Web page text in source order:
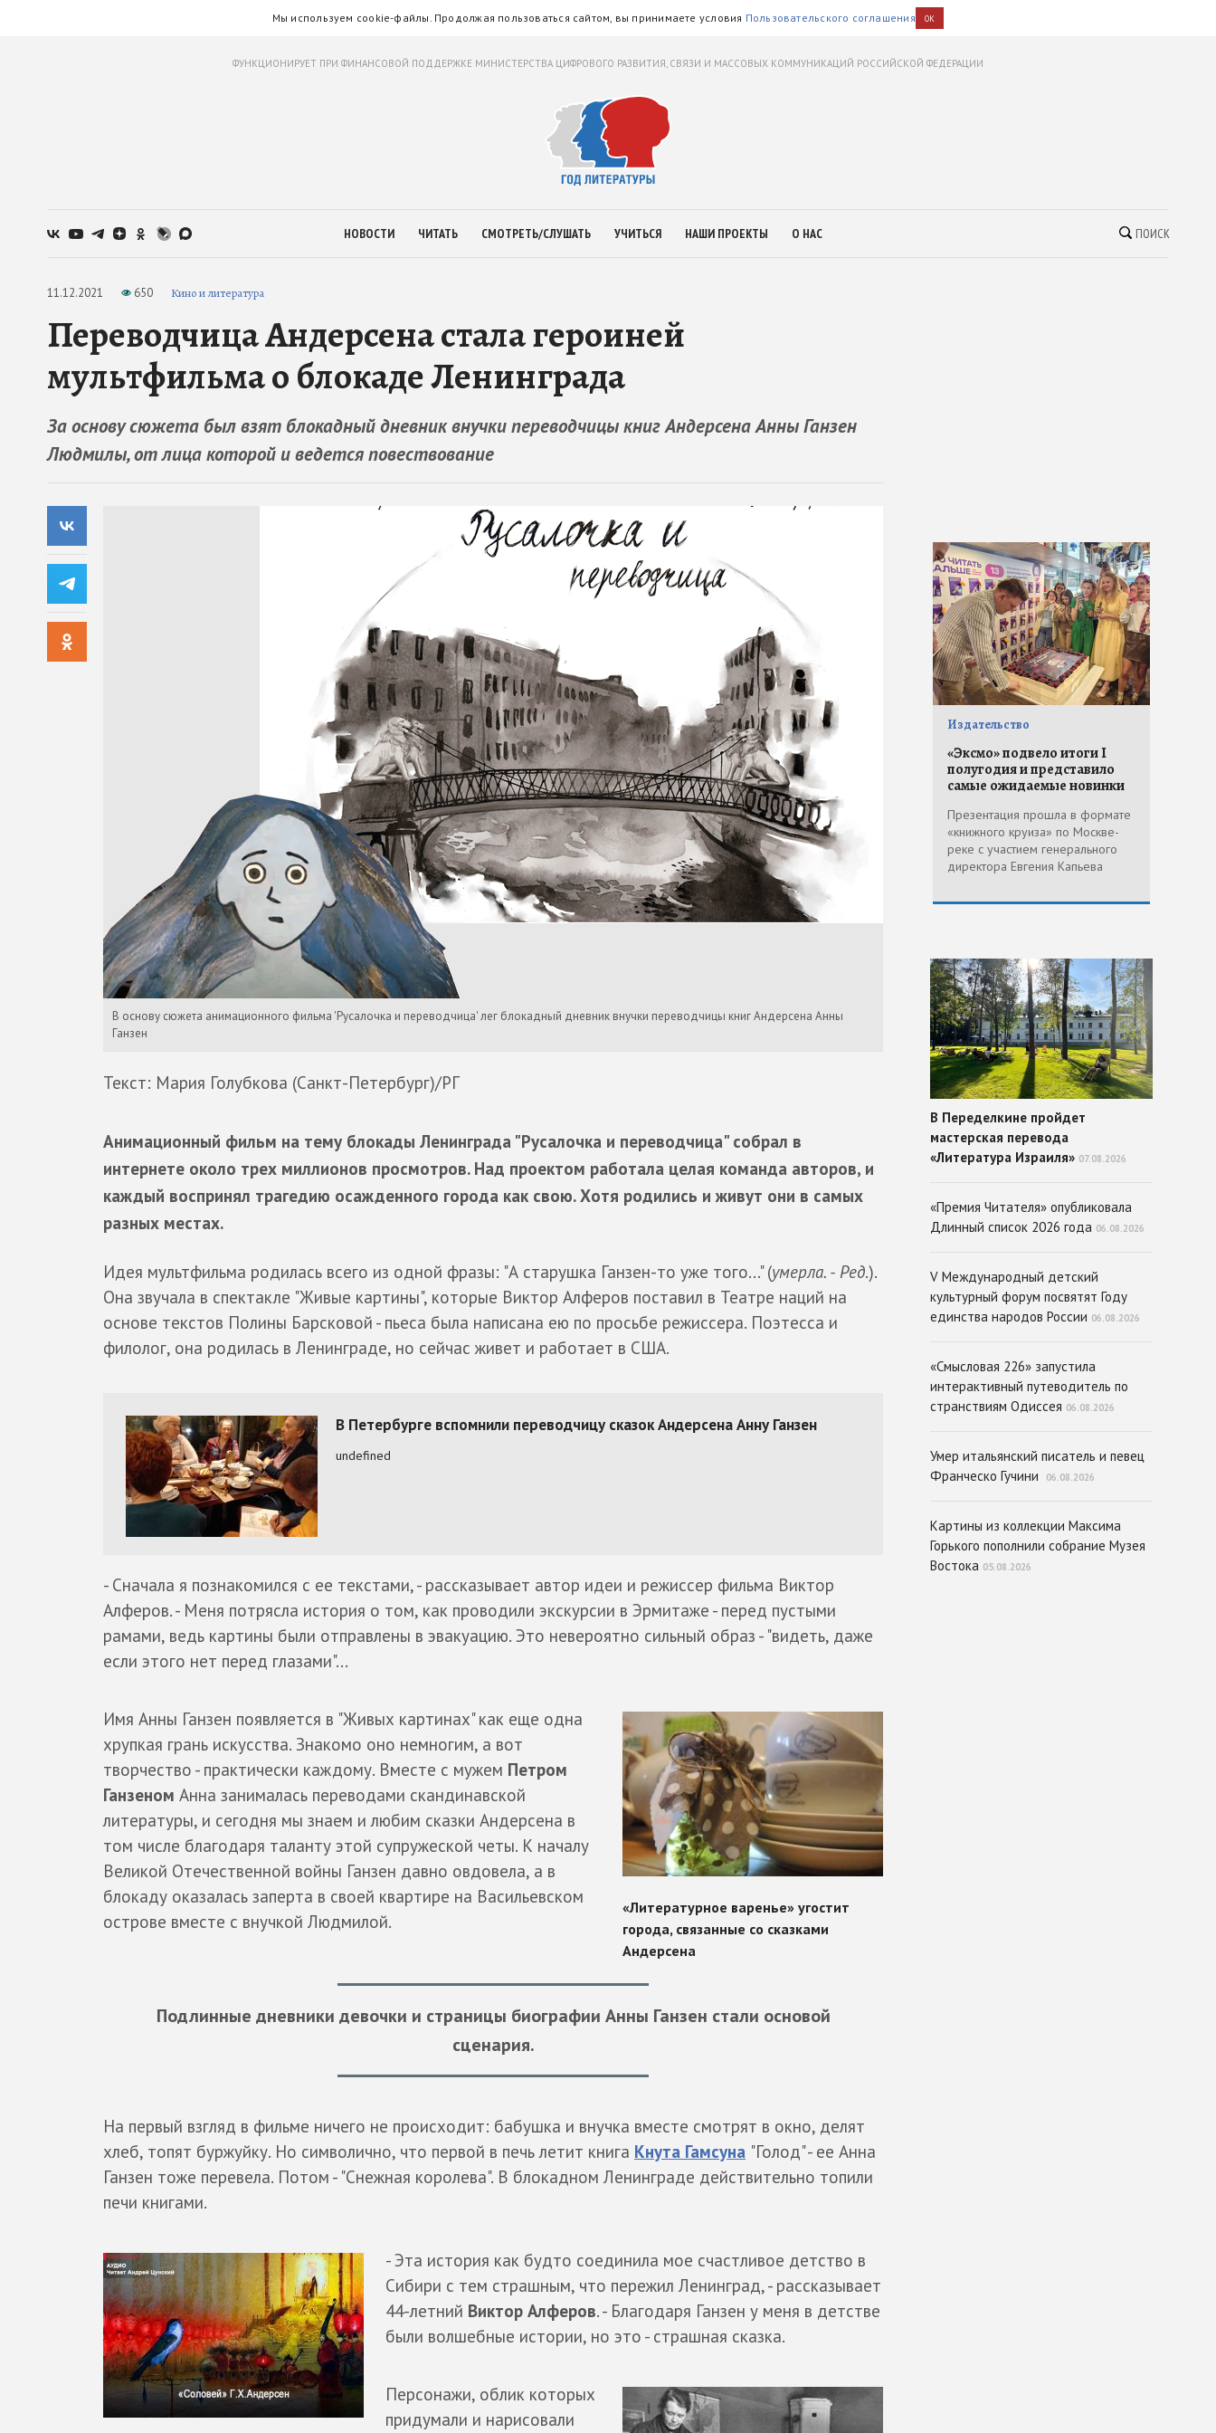
Мы используем cookie-файлы. Продолжая пользоваться сайтом, вы принимаете условия Пользовательского соглашения OK
ФУНКЦИОНИРУЕТ ПРИ ФИНАНСОВОЙ ПОДДЕРЖКЕ МИНИСТЕРСТВА ЦИФРОВОГО РАЗВИТИЯ, СВЯЗИ И МАССОВЫХ КОММУНИКАЦИЙ РОССИЙСКОЙ ФЕДЕРАЦИИ
НОВОСТИ ЧИТАТЬ СМОТРЕТЬ/СЛУШАТЬ УЧИТЬСЯ НАШИ ПРОЕКТЫ О НАС ПОИСК
11.12.2021 650 Кино и литература
Переводчица Андерсена стала героиней
мультфильма о блокаде Ленинграда
За основу сюжета был взят блокадный дневник внучки переводчицы книг Андерсена Анны Ганзен
Людмилы, от лица которой и ведется повествование
В основу сюжета анимационного фильма 'Русалочка и переводчица' лег блокадный дневник внучки переводчицы книг Андерсена Анны
Ганзен
Текст: Мария Голубкова (Санкт-Петербург)/РГ
Анимационный фильм на тему блокады Ленинграда "Русалочка и переводчица" собрал в
интернете около трех миллионов просмотров. Над проектом работала целая команда авторов, и
каждый воспринял трагедию осажденного города как свою. Хотя родились и живут они в самых
разных местах.
Идея мультфильма родилась всего из одной фразы: "А старушка Ганзен-то уже того..." (умерла. - Ред.).
Она звучала в спектакле "Живые картины", которые Виктор Алферов поставил в Театре наций на
основе текстов Полины Барсковой - пьеса была написана ею по просьбе режиссера. Поэтесса и
филолог, она родилась в Ленинграде, но сейчас живет и работает в США.
- Сначала я познакомился с ее текстами, - рассказывает автор идеи и режиссер фильма Виктор
Алферов. - Меня потрясла история о том, как проводили экскурсии в Эрмитаже - перед пустыми
рамами, ведь картины были отправлены в эвакуацию. Это невероятно сильный образ - "видеть, даже
если этого нет перед глазами"...
Имя Анны Ганзен появляется в "Живых картинах" как еще одна
хрупкая грань искусства. Знакомо оно немногим, а вот
творчество - практически каждому. Вместе с мужем Петром
Ганзеном Анна занималась переводами скандинавской
литературы, и сегодня мы знаем и любим сказки Андерсена в
том числе благодаря таланту этой супружеской четы. К началу
Великой Отечественной войны Ганзен давно овдовела, а в
блокаду оказалась заперта в своей квартире на Васильевском
острове вместе с внучкой Людмилой.
Подлинные дневники девочки и страницы биографии Анны Ганзен стали основой
сценария.
На первый взгляд в фильме ничего не происходит: бабушка и внучка вместе смотрят в окно, делят
хлеб, топят буржуйку. Но символично, что первой в печь летит книга Кнута Гамсуна "Голод" - ее Анна
Ганзен тоже перевела. Потом - "Снежная королева". В блокадном Ленинграде действительно топили
печи книгами.
- Эта история как будто соединила мое счастливое детство в
Сибири с тем страшным, что пережил Ленинград, - рассказывает
44-летний Виктор Алферов. - Благодаря Ганзен у меня в детстве
были волшебные истории, но это - страшная сказка.
Персонажи, облик которых
придумали и нарисовали
Издательство
«Эксмо» подвело итоги I
полугодия и представило
самые ожидаемые новинки
Презентация прошла в формате
«книжного круиза» по Москве-
реке с участием генерального
директора Евгения Капьева
В Переделкине пройдет
мастерская перевода
«Литература Израиля» 07.08.2026
«Премия Читателя» опубликовала
Длинный список 2026 года 06.08.2026
V Международный детский
культурный форум посвятят Году
единства народов России 06.08.2026
«Смысловая 226» запустила
интерактивный путеводитель по
странствиям Одиссея 06.08.2026
Умер итальянский писатель и певец
Франческо Гучини
06.08.2026
Картины из коллекции Максима
Горького пополнили собрание Музея
Востока 05.08.2026